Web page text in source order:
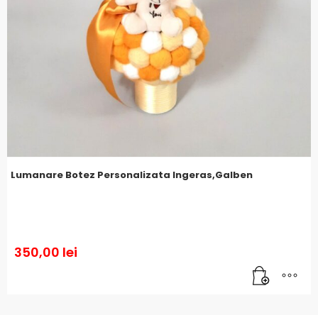
Lumanare Botez Personalizata Ingeras,Galben
350,00 lei